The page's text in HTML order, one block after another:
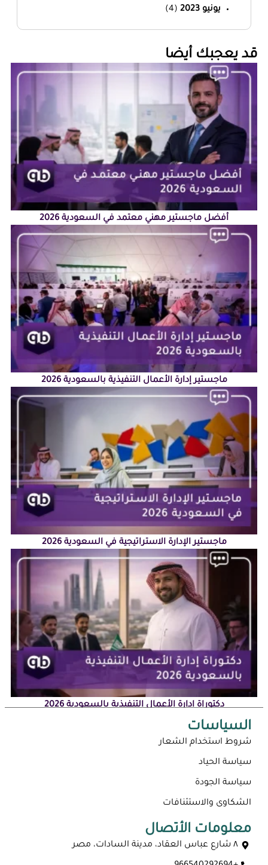
يونيو 2023 (4)
‏قد يعجبك أيضا‏
أفضل ماجستير مهني معتمد في السعودية 2026
ماجستير إدارة الأعمال التنفيذية بالسعودية 2026
ماجستير الإدارة الاستراتيجية في السعودية 2026
دكتوراة إدارة الأعمال التنفيذية بالسعودية 2026
السياسات
شروط استخدام الشعار
سياسة الحياد
سياسة الجودة
الشكاوى والاستئنافات
معلومات الأتصال
٨ شارع عباس العقاد، مدينة السادات، مصر